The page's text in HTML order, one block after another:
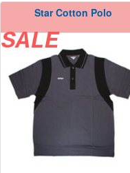
Star Cotton Polo
SALE